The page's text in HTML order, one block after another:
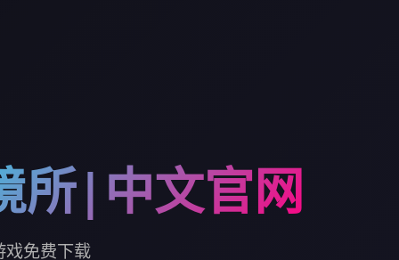
所|中文官网
免费下载